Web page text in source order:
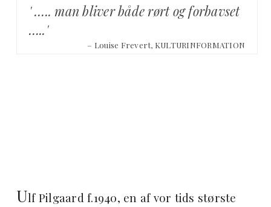
' ….. man bliver både rørt og forbavset
…..'
– Louise Frevert, KULTURINFORMATION
Ulf Pilgaard f.1940, en af vor tids største